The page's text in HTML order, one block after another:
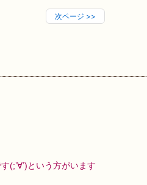
次ページ >>
(;’∀’)という方がいます